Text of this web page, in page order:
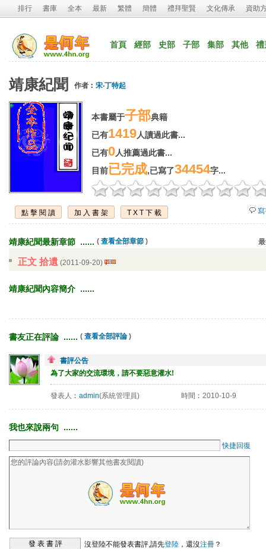
排行 書庫 全本 最新 繁體 簡體 禮拜聖賢 文化傳承 資助
首頁 經部 史部 子部 集部 其他 禮
靖康紀聞 作者︰ 宋‧丁特起
本書屬于子部典籍
已有1419人讀過此書...
已有0人推薦過此書...
目前已完成,已寫了34454字...
點擊閱讀 加入書架 TXT下載
靖康紀聞最新章節 ...... ( 查看全部章節 )
正文 拾遺 (2011-09-20)
靖康紀聞內容簡介 ......
書友正在評論 ...... ( 查看全部評論 )
書評公告
為了大家的交流環境，請不要惡意灌水!
發表人︰ admin(系統管理員) 時間︰2010-10-9
我也來說兩句 ......
快捷回復
沒登陸不能發表書評,請先登陸 ，還沒注冊 ？